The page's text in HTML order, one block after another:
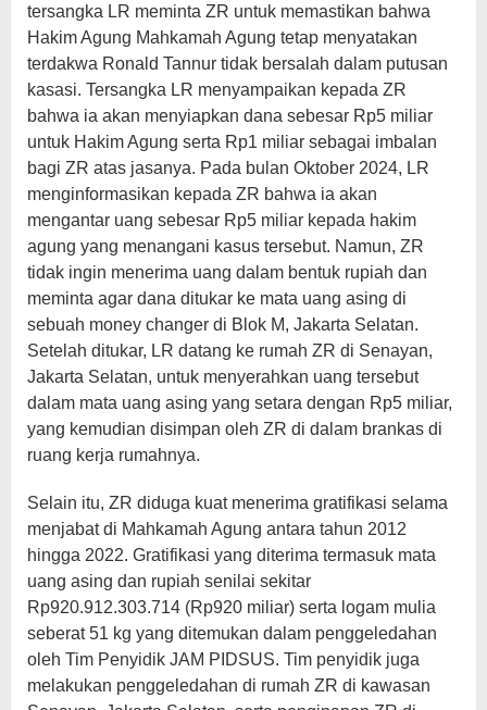
tersangka LR meminta ZR untuk memastikan bahwa
Hakim Agung Mahkamah Agung tetap menyatakan
terdakwa Ronald Tannur tidak bersalah dalam putusan
kasasi. Tersangka LR menyampaikan kepada ZR
bahwa ia akan menyiapkan dana sebesar Rp5 miliar
untuk Hakim Agung serta Rp1 miliar sebagai imbalan
bagi ZR atas jasanya. Pada bulan Oktober 2024, LR
menginformasikan kepada ZR bahwa ia akan
mengantar uang sebesar Rp5 miliar kepada hakim
agung yang menangani kasus tersebut. Namun, ZR
tidak ingin menerima uang dalam bentuk rupiah dan
meminta agar dana ditukar ke mata uang asing di
sebuah money changer di Blok M, Jakarta Selatan.
Setelah ditukar, LR datang ke rumah ZR di Senayan,
Jakarta Selatan, untuk menyerahkan uang tersebut
dalam mata uang asing yang setara dengan Rp5 miliar,
yang kemudian disimpan oleh ZR di dalam brankas di
ruang kerja rumahnya.
Selain itu, ZR diduga kuat menerima gratifikasi selama
menjabat di Mahkamah Agung antara tahun 2012
hingga 2022. Gratifikasi yang diterima termasuk mata
uang asing dan rupiah senilai sekitar
Rp920.912.303.714 (Rp920 miliar) serta logam mulia
seberat 51 kg yang ditemukan dalam penggeledahan
oleh Tim Penyidik JAM PIDSUS. Tim penyidik juga
melakukan penggeledahan di rumah ZR di kawasan